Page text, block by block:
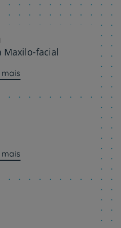
Maxilo-facial